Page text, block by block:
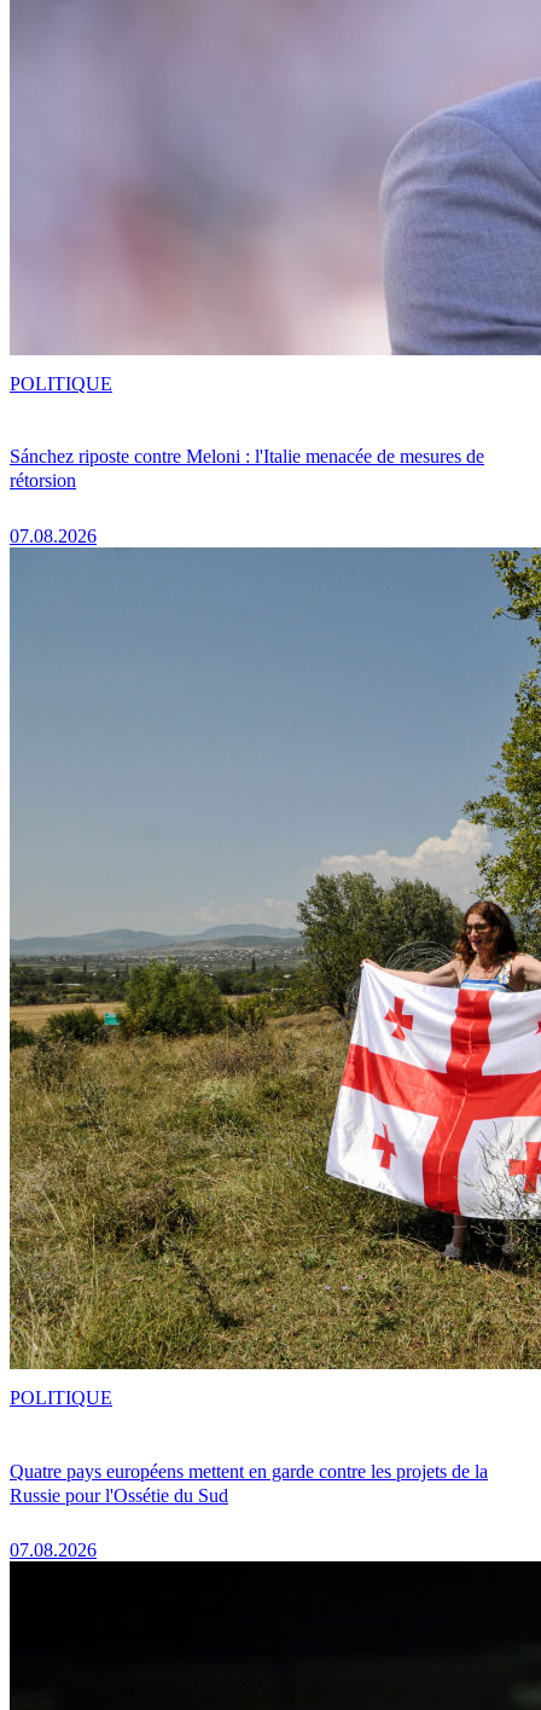
Sánchez riposte contre Meloni : l'Italie menacée de mesures de
rétorsion
07.08.2026
POLITIQUE
Quatre pays européens mettent en garde contre les projets de la
Russie pour l'Ossétie du Sud
07.08.2026
POLITIQUE